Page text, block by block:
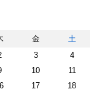
金
土
3
4
10
11
17
18